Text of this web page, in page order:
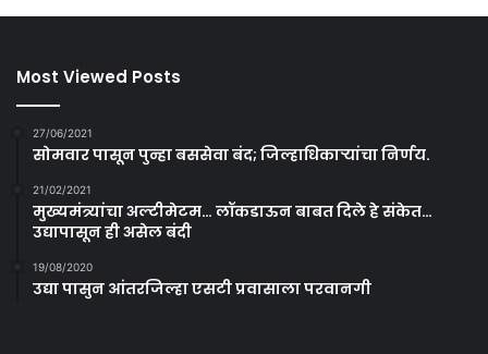
Most Viewed Posts
27/06/2021
सोमवार पासून पुन्हा बससेवा बंद; जिल्हाधिकाऱ्यांचा निर्णय.
21/02/2021
मुख्यमंत्र्यांचा अल्टीमेटम… लॉकडाऊन बाबत दिले हे संकेत…
उद्यापासून ही असेल बंदी
19/08/2020
उद्या पासुन आंतरजिल्हा एसटी प्रवासाला परवानगी